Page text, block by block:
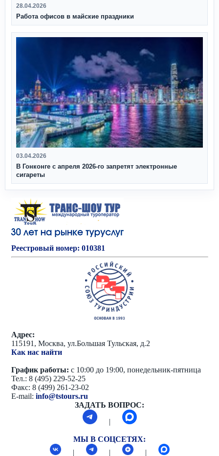
28.04.2026
Работа офисов в майские праздники
03.04.2026
В Гонконге с апреля 2026‑го запретят электронные
сигареты
Реестровый номер: 010381
Адрес:
115191, Москва, ул.Большая Тульская, д.2
Как нас найти
График работы: с 10:00 до 19:00, понедельник-пятница
Тел.: 8 (495) 229-52-25
Факс: 8 (499) 261-23-02
E-mail: info@tstours.ru
ЗАДАТЬ ВОПРОС:
|
МЫ В СОЦСЕТЯХ:
|
| |